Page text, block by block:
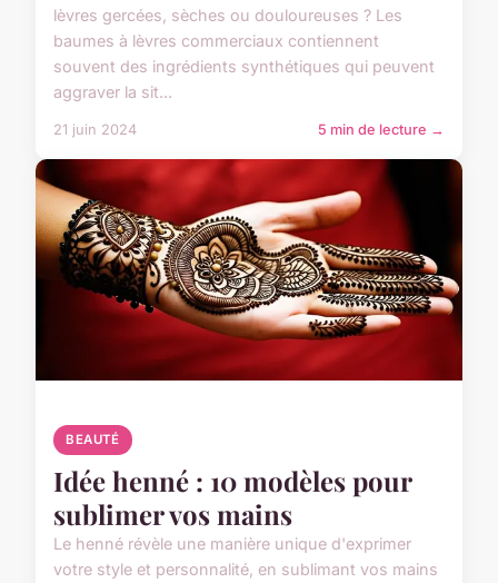
lèvres gercées, sèches ou douloureuses ? Les
baumes à lèvres commerciaux contiennent
souvent des ingrédients synthétiques qui peuvent
aggraver la sit...
21 juin 2024 5 min de lecture →
BEAUTÉ
Idée henné : 10 modèles pour
sublimer vos mains
Le henné révèle une manière unique d'exprimer
votre style et personnalité, en sublimant vos mains